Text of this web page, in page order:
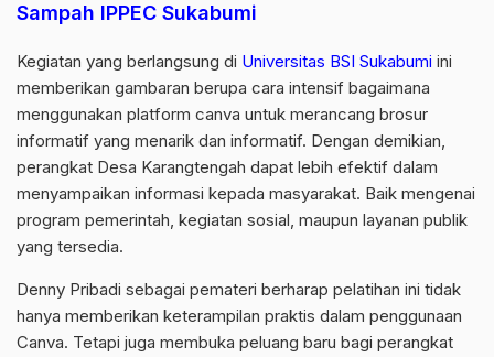
Sampah IPPEC Sukabumi
Kegiatan yang berlangsung di Universitas BSI Sukabumi ini
memberikan gambaran berupa cara intensif bagaimana
menggunakan platform canva untuk merancang brosur
informatif yang menarik dan informatif. Dengan demikian,
perangkat Desa Karangtengah dapat lebih efektif dalam
menyampaikan informasi kepada masyarakat. Baik mengenai
program pemerintah, kegiatan sosial, maupun layanan publik
yang tersedia.
Denny Pribadi sebagai pemateri berharap pelatihan ini tidak
hanya memberikan keterampilan praktis dalam penggunaan
Canva. Tetapi juga membuka peluang baru bagi perangkat